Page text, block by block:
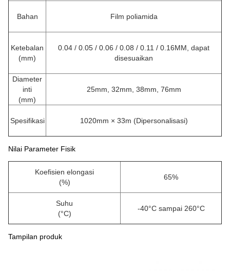
Bahan Film poliamida
Ketebalan
(mm)
0.04 / 0.05 / 0.06 / 0.08 / 0.11 / 0.16MM, dapat
disesuaikan
Diameter
inti
(mm)
25mm, 32mm, 38mm, 76mm
Spesifikasi 1020mm × 33m (Dipersonalisasi)
Nilai Parameter Fisik
Koefisien elongasi
(%)
65%
Suhu
(°C)
-40°C sampai 260°C
Tampilan produk